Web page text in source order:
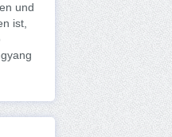
und
ist,